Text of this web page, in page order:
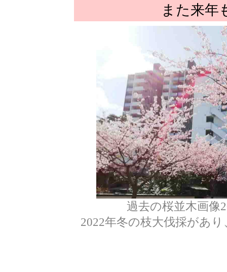
また来年
過去の桜並木画像
2022年冬の枝大伐採があ